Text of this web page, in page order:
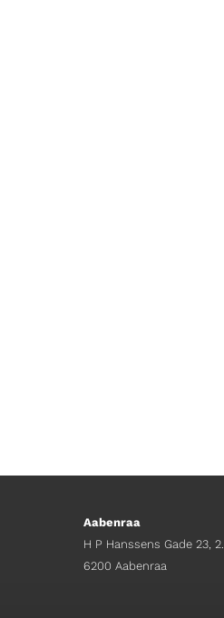
Aabenraa
H P Hanssens Gade 23, 2.
6200 Aabenraa